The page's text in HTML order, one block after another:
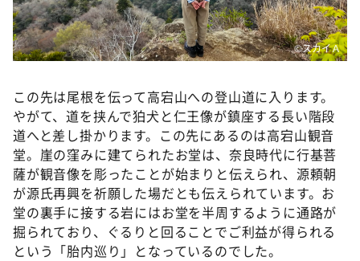
©スカイＡ
この先は尾根を伝って高宕山への登山道に入ります。
やがて、道を挟んで狛犬と仁王像が鎮座する長い階段
道へと差し掛かります。この先にあるのは高宕山観音
堂。崖の窪みに建てられたお堂は、奈良時代に行基菩
薩が観音像を彫ったことが始まりと伝えられ、源頼朝
が源氏再興を祈願した場だとも伝えられています。お
堂の裏手に接する岩にはお堂を半周するように通路が
掘られており、ぐるりと回ることでご利益が得られる
という「胎内巡り」となっているのでした。